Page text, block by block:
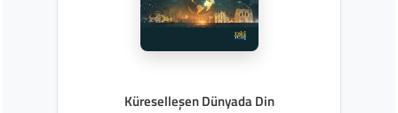
Küreselleşen Dünyada Din